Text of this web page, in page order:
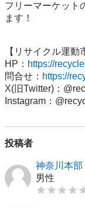
フリーマーケット
ます！
【リサイクル運動
HP： https://
問合せ： https://
X(旧Twitter)：
Instagram：
投稿者
神奈川本部
男性